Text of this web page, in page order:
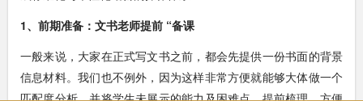
1、前期准备：文书老师提前 “备课
一般来说，大家在正式写文书之前，都会先提供一份书面的背景
信息材料。我们也不例外，因为这样非常方便就能够大体做一个